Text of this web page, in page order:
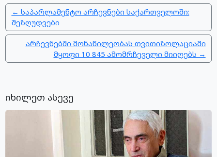
← საპარლამენტო არჩევნები საქართველოში:
შეზღუდვები
არჩევნებში მონაწილეობას თვითიზოლაციაში
მყოფი 10 845 ამომრჩეველი მიიღებს →
იხილეთ ასევე